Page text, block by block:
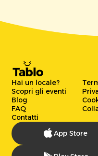
Hai un locale?
Scopri gli eventi
Blog
FAQ
Contatti
App Store